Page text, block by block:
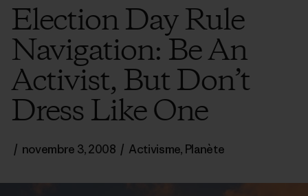
Election Day Rule
Navigation: Be An
Activist, But Don’t
Dress Like One
/ novembre 3, 2008 / Activisme, Planète